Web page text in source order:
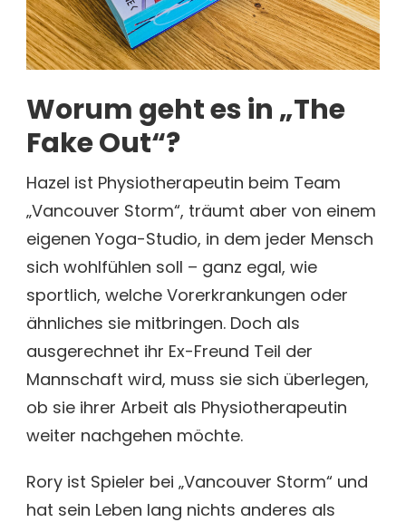
Worum geht es in „The
Fake Out“?
Hazel ist Physiotherapeutin beim Team
„Vancouver Storm“, träumt aber von einem
eigenen Yoga-Studio, in dem jeder Mensch
sich wohlfühlen soll – ganz egal, wie
sportlich, welche Vorerkrankungen oder
ähnliches sie mitbringen. Doch als
ausgerechnet ihr Ex-Freund Teil der
Mannschaft wird, muss sie sich überlegen,
ob sie ihrer Arbeit als Physiotherapeutin
weiter nachgehen möchte.
Rory ist Spieler bei „Vancouver Storm“ und
hat sein Leben lang nichts anderes als